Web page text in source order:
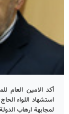
أكد الامين العام
استشهاد اللواء
لمجابهة ارهاب